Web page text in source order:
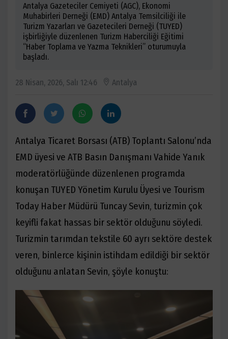
Antalya Gazeteciler Cemiyeti (AGC), Ekonomi
Muhabirleri Derneği (EMD) Antalya Temsilciliği ile
Turizm Yazarları ve Gazetecileri Derneği (TUYED)
işbirliğiyle düzenlenen Turizm Haberciliği Eğitimi
“Haber Toplama ve Yazma Teknikleri” oturumuyla
başladı.
28 Nisan, 2026, Salı 12:46 Antalya
Antalya Ticaret Borsası (ATB) Toplantı Salonu’nda
EMD üyesi ve ATB Basın Danışmanı Vahide Yanık
moderatörlüğünde düzenlenen programda
konuşan TUYED Yönetim Kurulu Üyesi ve Tourism
Today Haber Müdürü Tuncay Sevin, turizmin çok
keyifli fakat hassas bir sektör olduğunu söyledi.
Turizmin tarımdan tekstile 60 ayrı sektöre destek
veren, binlerce kişinin istihdam edildiği bir sektör
olduğunu anlatan Sevin, şöyle konuştu: